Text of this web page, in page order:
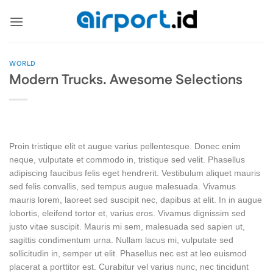
WORLD
Modern Trucks. Awesome Selections
Proin tristique elit et augue varius pellentesque. Donec enim
neque, vulputate et commodo in, tristique sed velit. Phasellus
adipiscing faucibus felis eget hendrerit. Vestibulum aliquet mauris
sed felis convallis, sed tempus augue malesuada. Vivamus
mauris lorem, laoreet sed suscipit nec, dapibus at elit. In in augue
lobortis, eleifend tortor et, varius eros. Vivamus dignissim sed
justo vitae suscipit. Mauris mi sem, malesuada sed sapien ut,
sagittis condimentum urna. Nullam lacus mi, vulputate sed
sollicitudin in, semper ut elit. Phasellus nec est at leo euismod
placerat a porttitor est. Curabitur vel varius nunc, nec tincidunt